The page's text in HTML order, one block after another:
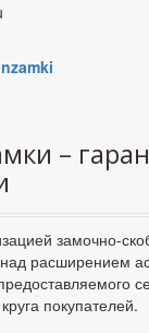
–
замочно-
расширением
покупателей.